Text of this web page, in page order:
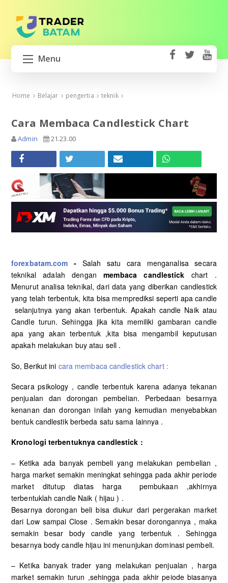
ok
Menu
GERATSU
MIFX MONEX
XM BROKER
EXNESS
LITE FINANCE
ICMARKET
DCFX
FOREXIMF
HEADWAY
MEEFX
TENTANG KAMI
ANALISA
COPY TRADING
STRATEGI
Home Belajar pengertia teknik
Cara Membaca Candlestick Chart
Admin 21.23.00
forexbatam.com - Salah satu cara menganalisa secara
teknikal adalah denganmembaca candlestick chart .
Menurut analisa teknikal, dari data yang diberikan candlestick
yang telah terbentuk, kita bisa memprediksi seperti apa candle
selanjutnya yang akan terbentuk. Apakah candle Naik atau
Candle turun. Sehingga jika kita memiliki gambaran candle
apa yang akan terbentuk ,kita bisa mengambil keputusan
apakah melakukan buy atau sell .
So, Berikut ini cara membaca candlestick chart :
Secara psikology , candle terbentuk karena adanya tekanan
penjualan dan dorongan pembelian. Perbedaan besarnya
kenanan dan dorongan inilah yang kemudian menyebabkan
bentuk candlestik berbeda satu sama lainnya .
Kronologi terbentuknya candlestick :
– Ketika ada banyak pembeli yang melakukan pembelian ,
harga market semakin meningkat sehingga pada akhir periode
market ditutup diatas harga pembukaan ,akhirnya
terbentuklah candle Naik ( hijau ) .
Besarnya dorongan beli bisa diukur dari pergerakan market
dari Low sampai Close . Semakin besar dorongannya , maka
semakin besar body candle yang terbentuk . Sehingga
besarnya body candle hijau ini menunjukan dominasi pembeli.
– Ketika banyak trader yang melakukan penjualan , harga
market semakin turun ,sehingga pada akhir peiode biasanya